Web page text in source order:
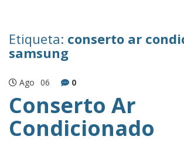
Etiqueta: conserto ar
samsung
Ago 06 0
Conserto Ar
Condicionado